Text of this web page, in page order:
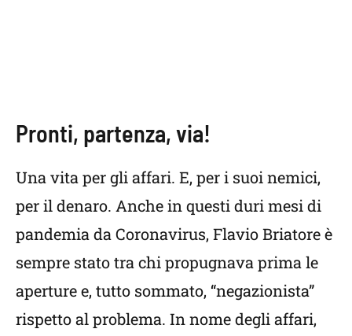
Pronti, partenza, via!
Una vita per gli affari. E, per i suoi nemici,
per il denaro. Anche in questi duri mesi di
pandemia da Coronavirus, Flavio Briatore è
sempre stato tra chi propugnava prima le
aperture e, tutto sommato, “negazionista”
rispetto al problema. In nome degli affari,